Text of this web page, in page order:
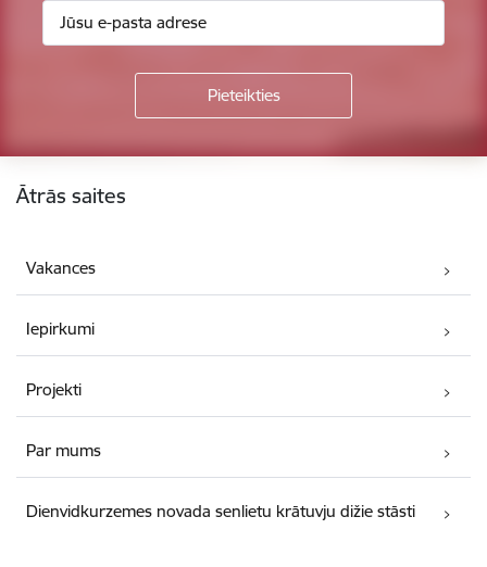
Ātrās saites
Vakances
Iepirkumi
Projekti
Par mums
Dienvidkurzemes novada senlietu krātuvju dižie stāsti